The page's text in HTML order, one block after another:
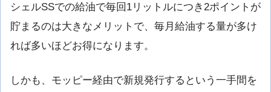
シェルSSでの給油で毎回1リットルにつき2ポイントが
貯まるのは大きなメリットで、毎月給油する量が多け
れば多いほどお得になります。
しかも、モッピー経由で新規発行するという一手間を